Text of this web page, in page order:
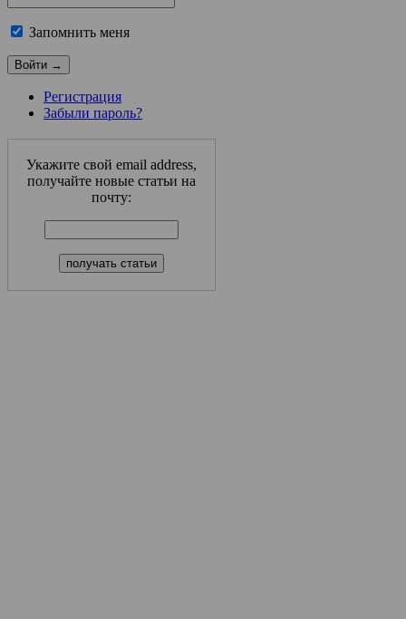
Запомнить меня
Регистрация
Забыли пароль?
Укажите свой email address,
получайте новые статьи на
почту: